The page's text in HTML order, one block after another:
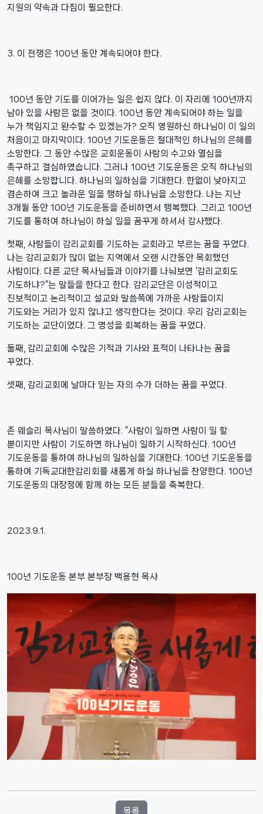
지원의 약속과 다짐이 필요한다.
3. 이 전쟁은 100년 동안 계속되어야 한다.
100년 동안 기도를 이어가는 일은 쉽지 않다. 이 자리에 100년까지
남아 있을 사람은 없을 것이다. 100년 동안 계속되어야 하는 일을
누가 책임지고 완수할 수 있겠는가? 오직 영원하신 하나님이 이 일의
처음이고 마지막이다. 100년 기도운동은 절대적인 하나님의 은혜를
소망한다. 그 동안 수많은 교회운동이 사람의 수고와 열심을
촉구하고 결심하였습니다. 그러나 100년 기도운동은 오직 하나님의
은혜를 소망합니다. 하나님의 일하심을 기대한다. 한없이 낮아지고
겸손하여 크고 놀라운 일을 행하실 하나님을 소망한다. 나는 지난
3개월 동안 100년 기도운동을 준비하면서 행복했다. 그리고 100년
기도를 통하여 하나님이 하실 일을 꿈꾸게 하셔서 감사했다.
첫째, 사람들이 감리교회를 기도하는 교회라고 부르는 꿈을 꾸었다.
나는 감리교회가 많이 없는 지역에서 오랜 시간동안 목회했던
사람이다. 다른 교단 목사님들과 이야기를 나눠보면 ‘감리교회도
기도하냐?“는 말들을 한다고 한다. 감리교단은 이성적이고
진보적이고 논리적이고 설교와 말씀쪽에 가까운 사람들이지
기도와는 거리가 있지 않냐고 생각한다는 것이다. 우리 감리교회는
기도하는 교단이었다. 그 명성을 회복하는 꿈을 꾸었다.
둘째, 감리교회에 수많은 기적과 기사와 표적이 나타나는 꿈을
꾸었다.
셋째, 감리교회에 날마다 믿는 자의 수가 더하는 꿈을 꾸었다.
존 웨슬리 목사님이 말씀하였다. ”사람이 일하면 사람이 일 할
뿐이지만 사람이 기도하면 하나님이 일하기 시작하신다. 100년
기도운동을 통하여 하나님의 일하심을 기대한다. 100년 기도운동을
통하여 기독교대한감리회를 새롭게 하실 하나님을 찬양한다. 100년
기도운동의 대장정에 함께 하는 모든 분들을 축복한다.
2023.9.1.
100년 기도운동 본부 본부장 백용현 목사
목록